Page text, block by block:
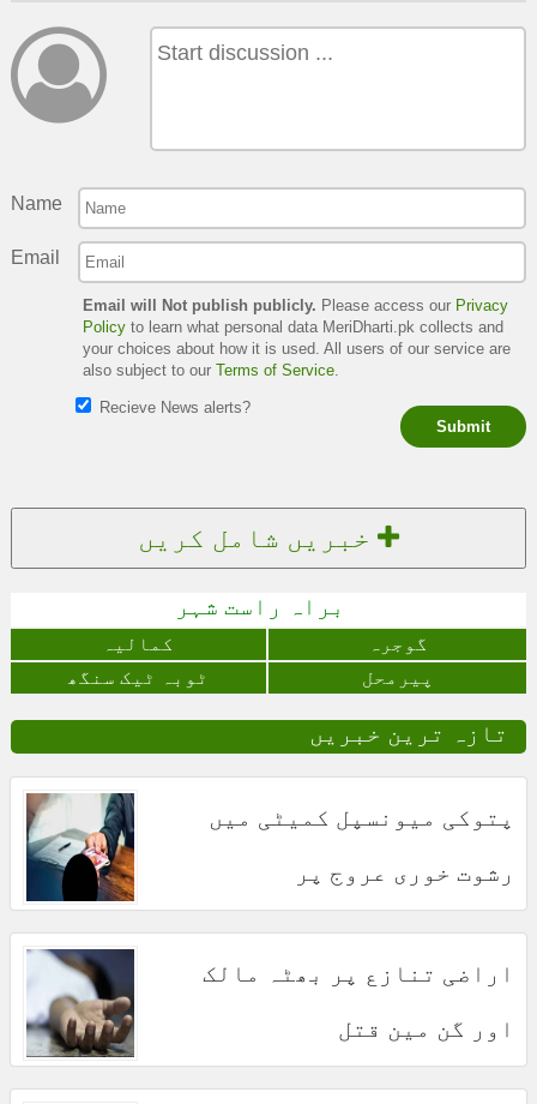
Name
Email
Email will Not publish publicly. Please access our Privacy
Policyto learn what personal data MeriDharti.pk collects and
your choices about how it is used. All users of our service are
also subject to our Terms of Service.
Recieve News alerts?
Submit
خبریں شامل کریں
براہ راست شہر
گوجرہ
کمالیہ
پیرمحل
ٹوبہ ٹیک سنگھ
تازہ ترین خبریں
پتوکی میونسپل کمیٹی میں
رشوت خوری عروج پر
اراضی تنازع پر بھٹہ مالک
اور گن مین قتل